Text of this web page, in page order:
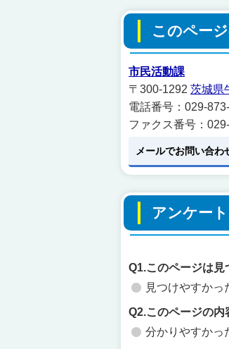
このペー
市民活動課
〒300-1292 茨城県
電話番号：029-
ファクス番号：
メールでお問い合わ
アンケート
Q1.このページは見
見つけやすかっ
Q2.このページの内
分かりやすかっ